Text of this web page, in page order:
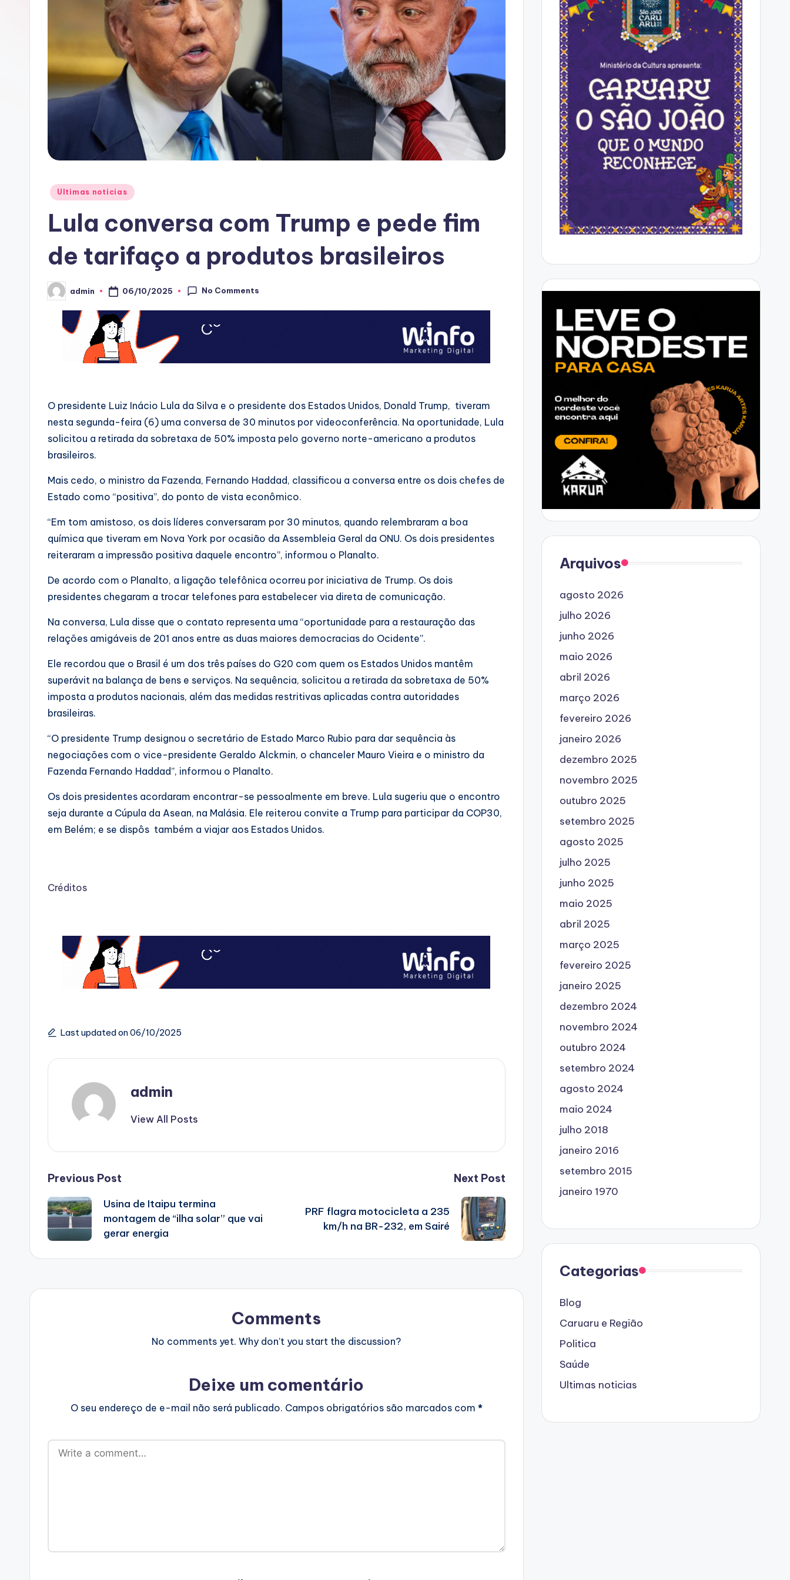
Posted
Ultimas noticias
Lula conversa com Trump e pede fim
de tarifaço a produtos brasileiros
Posted
by
admin 06/10/2025 No Comments
O presidente Luiz Inácio Lula da Silva e o presidente dos Estados Unidos, Donald Trump, tiveram
nesta segunda-feira (6) uma conversa de 30 minutos por videoconferência. Na oportunidade, Lula
solicitou a retirada da sobretaxa de 50% imposta pelo governo norte-americano a produtos
brasileiros.
Mais cedo, o ministro da Fazenda, Fernando Haddad, classificou a conversa entre os dois chefes de
Estado como “positiva”, do ponto de vista econômico.
“Em tom amistoso, os dois líderes conversaram por 30 minutos, quando relembraram a boa
química que tiveram em Nova York por ocasião da Assembleia Geral da ONU. Os dois presidentes
reiteraram a impressão positiva daquele encontro”, informou o Planalto.
De acordo com o Planalto, a ligação telefônica ocorreu por iniciativa de Trump. Os dois
presidentes chegaram a trocar telefones para estabelecer via direta de comunicação.
Na conversa, Lula disse que o contato representa uma “oportunidade para a restauração das
relações amigáveis de 201 anos entre as duas maiores democracias do Ocidente”.
Ele recordou que o Brasil é um dos três países do G20 com quem os Estados Unidos mantêm
superávit na balança de bens e serviços. Na sequência, solicitou a retirada da sobretaxa de 50%
imposta a produtos nacionais, além das medidas restritivas aplicadas contra autoridades
brasileiras.
“O presidente Trump designou o secretário de Estado Marco Rubio para dar sequência às
negociações com o vice-presidente Geraldo Alckmin, o chanceler Mauro Vieira e o ministro da
Fazenda Fernando Haddad”, informou o Planalto.
Os dois presidentes acordaram encontrar-se pessoalmente em breve. Lula sugeriu que o encontro
seja durante a Cúpula da Asean, na Malásia. Ele reiterou convite a Trump para participar da COP30,
em Belém; e se dispôs também a viajar aos Estados Unidos.
Créditos
Last updated on 06/10/2025
admin
View All Posts
Post
navigation
Previous Post
Usina de Itaipu termina
montagem de “ilha solar” que vai
gerar energia
Next Post
PRF flagra motocicleta a 235
km/h na BR-232, em Sairé
Comments
No comments yet. Why don’t you start the discussion?
Deixe um comentário
O seu endereço de e-mail não será publicado. Campos obrigatórios são marcados com *
Arquivos
agosto 2026
julho 2026
junho 2026
maio 2026
abril 2026
março 2026
fevereiro 2026
janeiro 2026
dezembro 2025
novembro 2025
outubro 2025
setembro 2025
agosto 2025
julho 2025
junho 2025
maio 2025
abril 2025
março 2025
fevereiro 2025
janeiro 2025
dezembro 2024
novembro 2024
outubro 2024
setembro 2024
agosto 2024
maio 2024
julho 2018
janeiro 2016
setembro 2015
janeiro 1970
Categorias
Blog
Caruaru e Região
Politica
Saúde
Ultimas noticias